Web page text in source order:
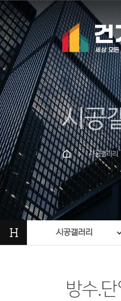
시공
chevron_right 시공갤러리
H 시공갤러리
방수.단